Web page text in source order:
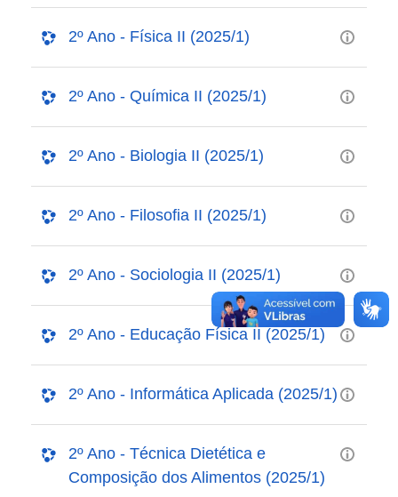
2º Ano - Física II (2025/1)
2º Ano - Química II (2025/1)
2º Ano - Biologia II (2025/1)
2º Ano - Filosofia II (2025/1)
2º Ano - Sociologia II (2025/1)
2º Ano - Educação Física II (2025/1)
2º Ano - Informática Aplicada (2025/1)
2º Ano - Técnica Dietética e
Composição dos Alimentos (2025/1)